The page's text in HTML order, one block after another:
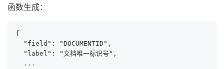
函数生成：
{
  "field": "DOCUMENTID",
  "label": "文档唯一标识号",
  ...